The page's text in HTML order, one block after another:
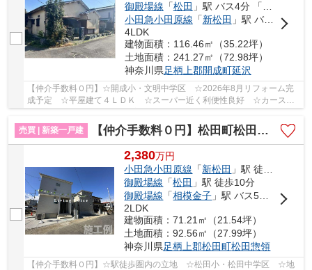
御殿場線 「松田 」駅 バス4分 「四ツ角（開成町）」 停歩9分
小田急小田原線 「新松田 」駅 バス9分 「四ツ角（開成町）」 停歩9分
4LDK
建物面積：116.46㎡（35.22坪）
土地面積：241.27㎡（72.98坪）
神奈川県足柄上郡開成町延沢
【仲介手数料０円】☆開成小・文明中学区 ☆2026年8月リフォーム完
成予定 ☆平屋建て４ＬＤＫ ☆スーパー近く利便性良好 ☆カースペ
売買 | 新築一戸建
【仲介手数料０円】松田町松田惣領第1期 新築一戸建て 全3棟
2,380万円
小田急小田原線 「新松田 」駅 徒歩4分
御殿場線 「松田 」駅 徒歩10分
御殿場線 「相模金子 」駅 バス5分 「新松田駅」 停歩7分
2LDK
建物面積：71.21㎡（21.54坪）
土地面積：92.56㎡（27.99坪）
神奈川県足柄上郡松田町松田惣領
【仲介手数料０円】☆駅徒歩圏内の立地 ☆松田小・松田中学区 ☆地